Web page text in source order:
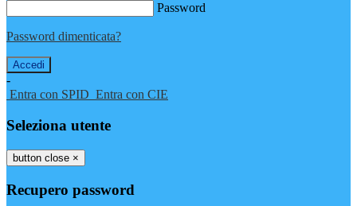
Password
Password dimenticata?
-
Entra con SPID Entra con CIE
Seleziona utente
button close ×
Recupero password